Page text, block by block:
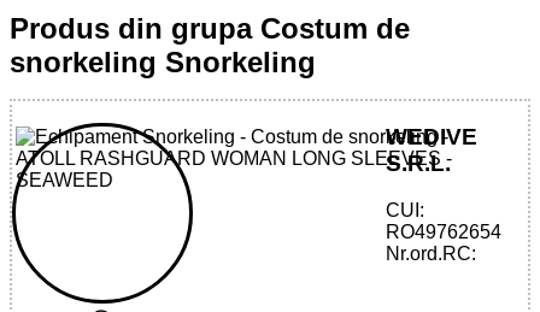
Produs din grupa Costum de
snorkeling Snorkeling
32785545312 - ATOLL RASHGUARD
WOMAN LONG SLEEVES - SEAWEED
WEDIVE
S.R.L.
CUI:
RO49762654
Nr.ord.RC: